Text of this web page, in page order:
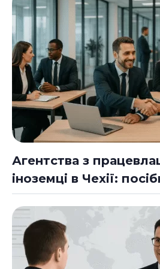
Агентства з
іноземці в Чехії:
успішного